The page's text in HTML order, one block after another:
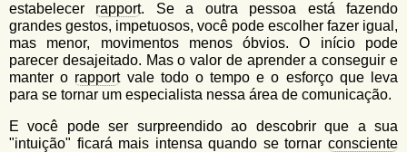
estabelecer rapport. Se a outra pessoa está fazendo
grandes gestos, impetuosos, você pode escolher fazer igual,
mas menor, movimentos menos óbvios. O início pode
parecer desajeitado. Mas o valor de aprender a conseguir e
manter o rapportvale todo o tempo e o esforço que leva
para se tornar um especialista nessa área de comunicação.
E você pode ser surpreendido ao descobrir que a sua
"intuição" ficará mais intensa quando se tornar consciente